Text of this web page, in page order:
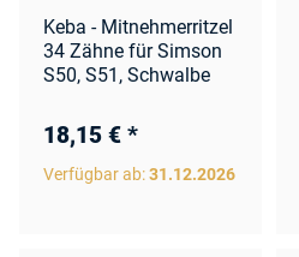
Keba - Mitnehmerritzel
34 Zähne für Simson
S50, S51, Schwalbe
18,15 € *
Verfügbar ab:31.12.2026